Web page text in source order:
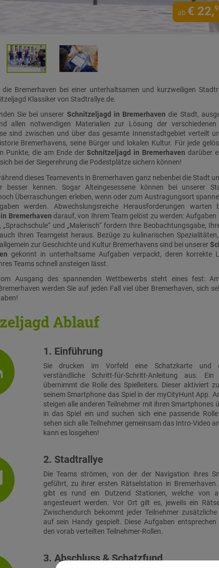
ab € 22,
die Bremerhaven bei einer unterhaltsamen und kurzweiligen
Klassiker von Stadtrallye.de.
Sie bei unserer Schnitzeljagd in Bremerhaven die Stadt,
allen notwendigen Materialien zur Lösung der verschiedenen
sind zwischen und über das gesamte Innenstadtgebiet verteilt
Bremerhavens, seine Bürger und lokalen Kultur. Für jede
Punkte, die am Ende derSchnitzeljagd in Bremerhaven darüber
bei der Siegerehrung die Podestplätze sichern können!
dieses Teamevents in Bremerhaven ganz nebenbei die Stadt
besser kennen. Sogar Alteingesessene können bei unserer
Überraschungen erleben, wenn oder zum Austragungsort
werden. Abwechslungsreiche Herausforderungen warten
Bremerhaven darauf, von Ihrem Team gelöst zu werden: Aufgaben
„Sprachschule“ und „Malerisch“ fordern Ihre Beobachtungsgabe,
Ihren Teamgeist heraus. Bezüge zu kulinarischen
zur Geschichte und Kultur Bremerhavens sind bei unserer
gekonnt in unterhaltsame Aufgaben verpackt, deren korrekte
Teams schnell ansteigen lässt.
Ausgang des spannenden Wettbewerbs steht eines fest:
werden Sie auf jeden Fall viel über Bremerhaven, sich
Ablauf
1. Einführung
Sie drucken im Vorfeld eine Schatzkarte und
verständliche Schritt-für-Schritt-Anleitung aus. Ein
übernimmt die Rolle des Spielleiters. Dieser aktiviert
seinem Smartphone das Spiel in der myCityHunt App.
steigen alle anderen Teilnehmer mit ihren Smartphones
in das Spiel ein und suchen sich eine passende
sehen sich alle Teilnehmer gemeinsam das Intro-Video
kann es losgehen!
2. Stadtrallye
Die Teams strömen, von der der Navigation ihres
geführt, zu ihrer ersten Rätselstation in
gibt es rund ein Dutzend Stationen, welche von
angesteuert werden. Vor Ort gilt es, jeweils ein
Zwischendurch bekommt jeder Teilnehmer zusätzliche
auf sein Handy gespielt. Diese Aufgaben entsprechen
den vorab verteilten Teilnehmer-Rollen.
3. Abschluss & Schatzfund